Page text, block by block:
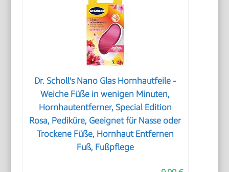
Dr. Scholl’s Nano Glas Hornhautfeile -
Weiche Füße in wenigen Minuten,
Hornhautentferner, Special Edition
Rosa, Pediküre, Geeignet für Nasse oder
Trockene Füße, Hornhaut Entfernen
Fuß, Fußpflege